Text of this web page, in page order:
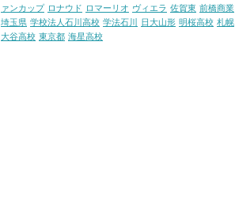
ァンカップ ロナウド ロマーリオ ヴィエラ 佐賀東 前橋商業
埼玉県 学校法人石川高校 学法石川 日大山形 明桜高校 札幌
大谷高校 東京都 海星高校